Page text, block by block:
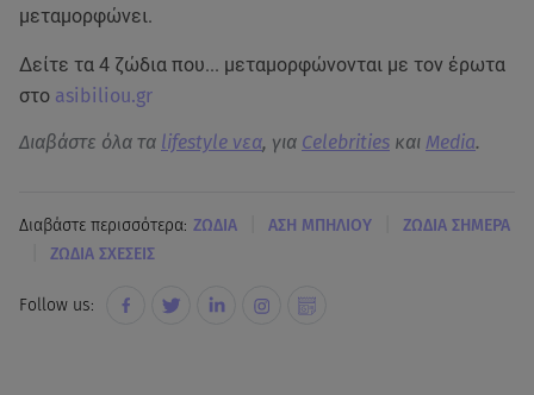
μεταμορφώνει.
Δείτε τα 4 ζώδια που... μεταμορφώνονται με τον έρωτα
στο asibiliou.gr
Διαβάστε όλα τα lifestyle νεα, για Celebrities και Media.
Διαβάστε περισσότερα: ΖΩΔΙΑ ΑΣΗ ΜΠΗΛΙΟΥ ΖΩΔΙΑ ΣΗΜΕΡΑ
ΖΩΔΙΑ ΣΧΕΣΕΙΣ
Follow us: